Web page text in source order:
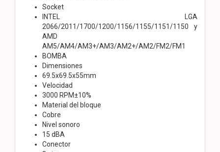
Socket
INTEL LGA
2066/2011/1700/1200/1156/1155/1151/1150 y
AMD
AM5/AM4/AM3+/AM3/AM2+/AM2/FM2/FM1
BOMBA
Dimensiones
69.5x69.5x55mm
Velocidad
3000 RPM±10%
Material del bloque
Cobre
Nivel sonoro
15 dBA
Conector